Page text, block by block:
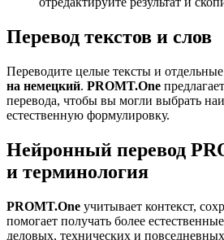
Перевод текстов и слов
Переводите целые тексты и отдельные
на немецкий. PROMT.One
перевода, чтобы вы могли выбрать
естественную формулировку.
Нейронный перевод
и терминология
PROMT.One учитывает контекст,
помогает получать более
деловых, технических и